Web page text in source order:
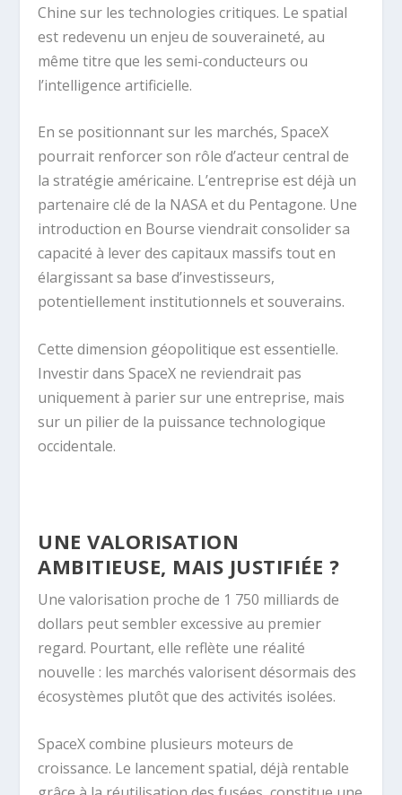
Chine sur les technologies critiques. Le spatial
est redevenu un enjeu de souveraineté, au
même titre que les semi-conducteurs ou
l’intelligence artificielle.
En se positionnant sur les marchés, SpaceX
pourrait renforcer son rôle d’acteur central de
la stratégie américaine. L’entreprise est déjà un
partenaire clé de la NASA et du Pentagone. Une
introduction en Bourse viendrait consolider sa
capacité à lever des capitaux massifs tout en
élargissant sa base d’investisseurs,
potentiellement institutionnels et souverains.
Cette dimension géopolitique est essentielle.
Investir dans SpaceX ne reviendrait pas
uniquement à parier sur une entreprise, mais
sur un pilier de la puissance technologique
occidentale.
UNE VALORISATION
AMBITIEUSE, MAIS JUSTIFIÉE ?
Une valorisation proche de 1 750 milliards de
dollars peut sembler excessive au premier
regard. Pourtant, elle reflète une réalité
nouvelle : les marchés valorisent désormais des
écosystèmes plutôt que des activités isolées.
SpaceX combine plusieurs moteurs de
croissance. Le lancement spatial, déjà rentable